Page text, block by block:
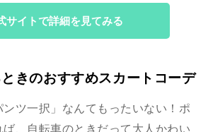
サイトで詳細を見てみる
きのおすすめスカートコーデ
ンツ一択」なんてもったいない！ポ
、自転車のときだって大人かわい